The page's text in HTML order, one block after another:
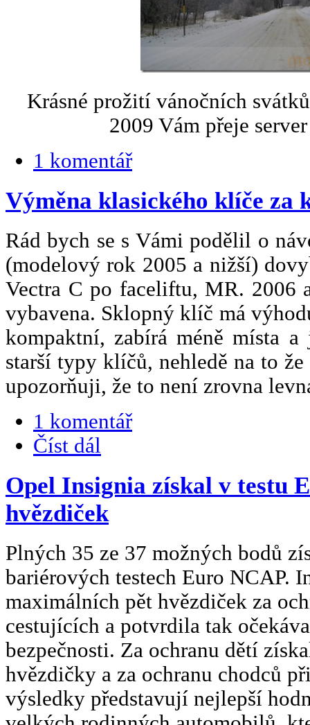
Krásné prožití vánočních
2009 Vám přeje
1 komentář
Výměna klasického klíče za
Rád bych se s Vámi podělil o
(modelový rok 2005 a nižší)
Vectra C po faceliftu, MR. 2006
vybavena. Sklopný klíč má
kompaktní, zabírá méně místa
starší typy klíčů, nehledě na to
upozorňuji, že to není zrovna
1 komentář
Číst dál
Opel Insignia získal v testu
hvězdiček
Plných 35 ze 37 možných bodů
bariérových testech Euro NCAP.
maximálních pět hvězdiček za
cestujících a potvrdila tak
bezpečnosti. Za ochranu dětí
hvězdičky a za ochranu chodců
výsledky představují nejlepší